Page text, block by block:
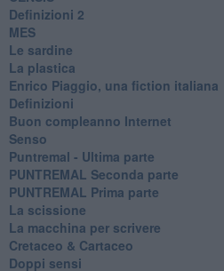
​Definizioni 2
MES
Le sardine
La plastica
​Enrico Piaggio, una fiction italiana
Definizioni
​Buon compleanno Internet
Senso
Puntremal - Ultima parte
PUNTREMAL Seconda parte
​PUNTREMAL Prima parte
La scissione
La macchina per scrivere
Cretaceo & Cartaceo
Doppi sensi